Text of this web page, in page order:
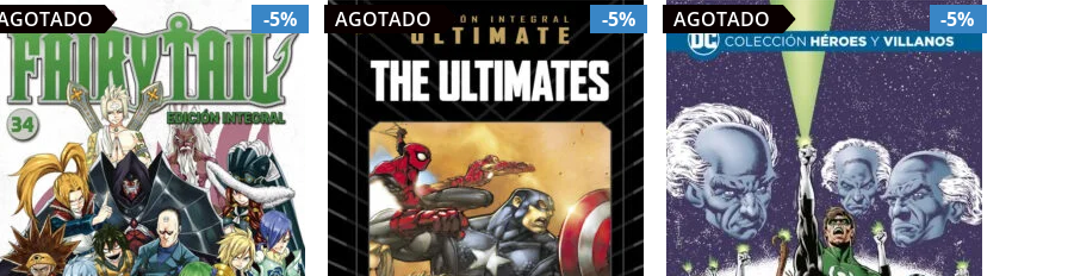
-5% -5%
AGOTADO -5%
AGOTADO